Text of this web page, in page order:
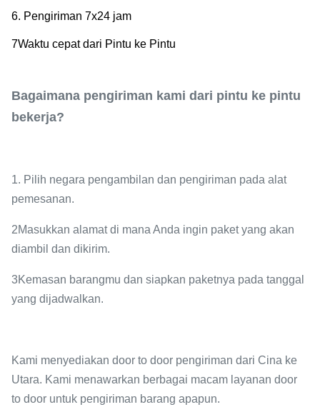
6. Pengiriman 7x24 jam
7Waktu cepat dari Pintu ke Pintu
Bagaimana pengiriman kami dari pintu ke pintu
bekerja?
1. Pilih negara pengambilan dan pengiriman pada alat
pemesanan.
2Masukkan alamat di mana Anda ingin paket yang akan
diambil dan dikirim.
3Kemasan barangmu dan siapkan paketnya pada tanggal
yang dijadwalkan.
Kami menyediakan door to door pengiriman dari Cina ke
Utara. Kami menawarkan berbagai macam layanan door
to door untuk pengiriman barang apapun.